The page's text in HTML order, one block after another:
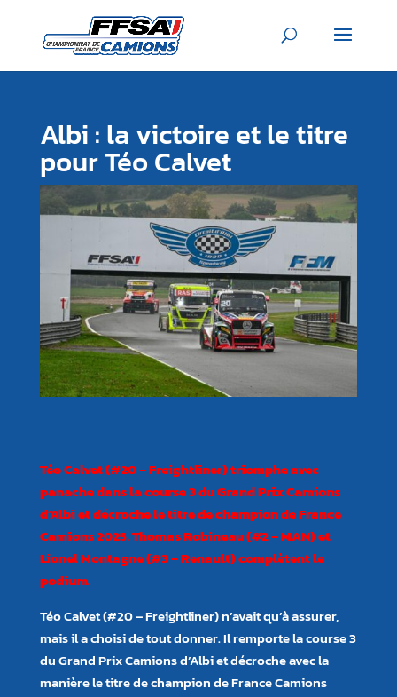
Albi : la victoire et le titre
pour Téo Calvet
Téo Calvet (#20 – Freightliner) triomphe avec
panache dans la course 3 du Grand Prix Camions
d’Albi et décroche le titre de champion de France
Camions 2025. Thomas Robineau (#2 – MAN) et
Lionel Montagne (#3 – Renault) complètent le
podium.
Téo Calvet (#20 – Freightliner) n’avait qu’à assurer,
mais il a choisi de tout donner. Il remporte la course 3
du Grand Prix Camions d’Albi et décroche avec la
manière le titre de champion de France Camions